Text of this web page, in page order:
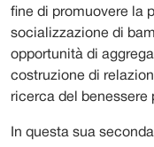
fine di promuovere la
socializzazione di
opportunità di
costruzione di
ricerca del benessere
In questa sua